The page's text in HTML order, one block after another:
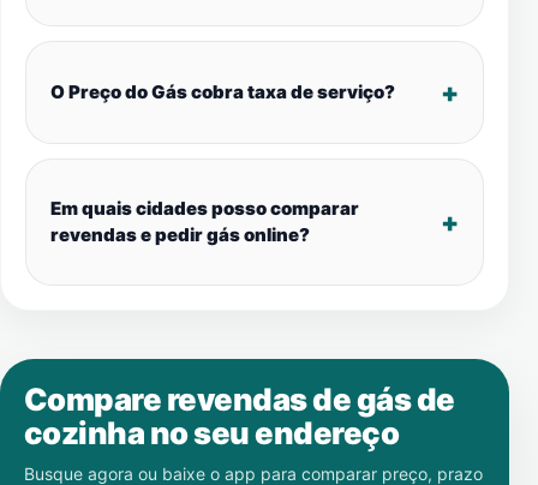
O Preço do Gás cobra taxa de serviço?
Em quais cidades posso comparar
revendas e pedir gás online?
Compare revendas de gás de
cozinha no seu endereço
Busque agora ou baixe o app para comparar preço, prazo